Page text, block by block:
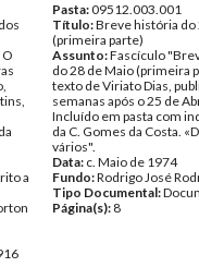
a
Pasta:09512.003.001
Título:Breve história do
(primeira parte)
Assunto:Fascículo
do 28 de Maio (primeira
texto de Viriato Dias,
semanas após o 25 de
Incluído em pasta com
da C. Gomes da Costa.
vários".
Data: c. Maio de 1974
Fundo:Rodrigo José
Tipo Documental:
Página(s): 8